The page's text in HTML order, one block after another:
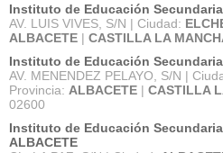
Instituto de Educación Secundaria
AV. LUIS VIVES, S/N | Ciudad:
ALBACETE | CASTILLA LA
Instituto de Educación Secundaria
AV. MENENDEZ PELAYO, S/N |
Provincia: ALBACETE | CASTILLA
02600
Instituto de Educación Secundaria
ALBACETE